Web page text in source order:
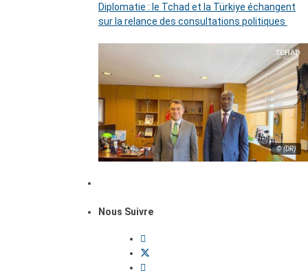
Diplomatie : le Tchad et la Türkiye échangent
sur la relance des consultations politiques
© (DR)
Nous Suivre